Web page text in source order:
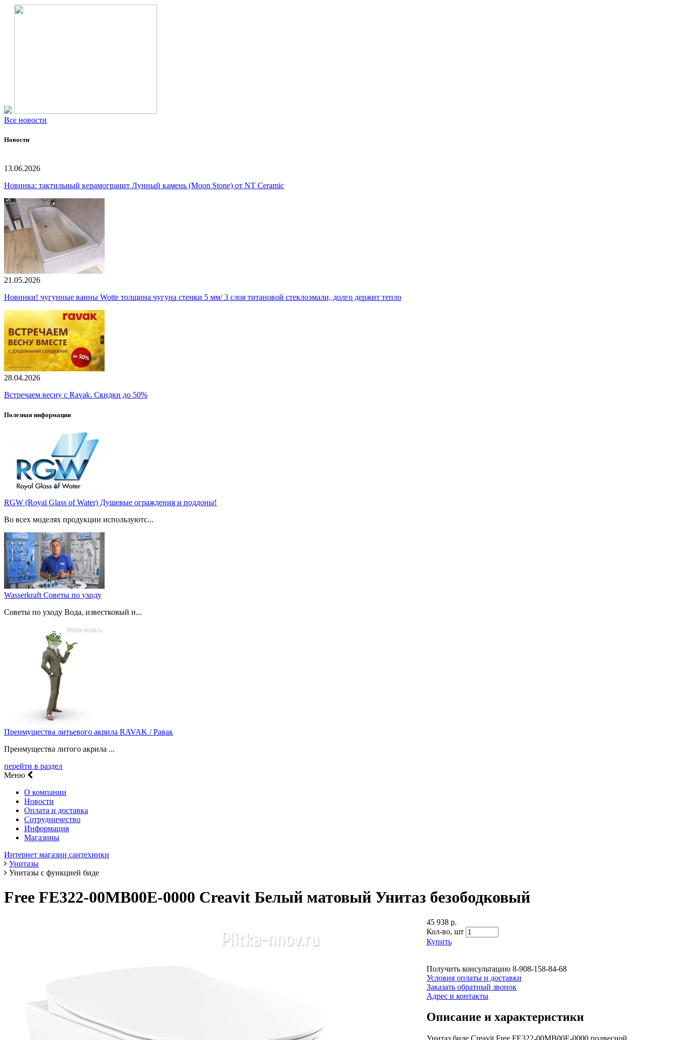
Все новости
Новости
13.06.2026
Новинка: тактильный керамогранит Лунный камень (Moon Stone) от NT Ceramic
21.05.2026
Новинки! чугунные ванны Wotte толщина чугуна стенки 5 мм/ 3 слоя титановой стеклоэмали, долго держит тепло
28.04.2026
Встречаем весну с Ravak. Скидки до 50%
Полезная информация
RGW (Royal Glass of Water) Душевые ограждения и поддоны!
Во всех моделях продукции используютс...
Wasserkraft Советы по уходу
Советы по уходу Вода, известковый н...
Преимущества литьевого акрила RAVAK / Равак
Преимущества литого акрила ...
перейти в раздел
Меню
О компании
Новости
Оплата и доставка
Сотрудничество
Информация
Магазины
Интернет магазин сантехники
Унитазы
Унитазы с функцией биде
Free FE322-00MB00E-0000 Creavit Белый матовый Унитаз безободковый
45 938 р.
Кол-во, шт
Купить
Получить консультацию 8-908-158-84-68
Условия оплаты и доставки
Заказать обратный звонок
Адрес и контакты
Описание и характеристики